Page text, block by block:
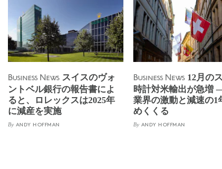
Business News スイスのヴォ
ントベル銀行の報告書によ
ると、ロレックスは2025年
に減産を実施
By ANDY HOFFMAN
Business News 12月の
時計対米輸出が急増
業界の激動と減速の1
めくくる
By ANDY HOFFMAN